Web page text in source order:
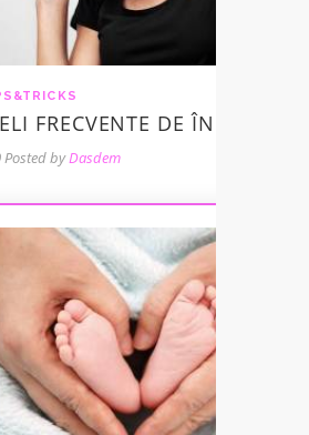
FRECVENTE DE ÎNGRIJIRE
Posted byDasdem